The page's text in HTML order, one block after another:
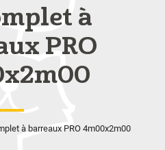
à
PRO
à barreaux PRO 4m00x2m00